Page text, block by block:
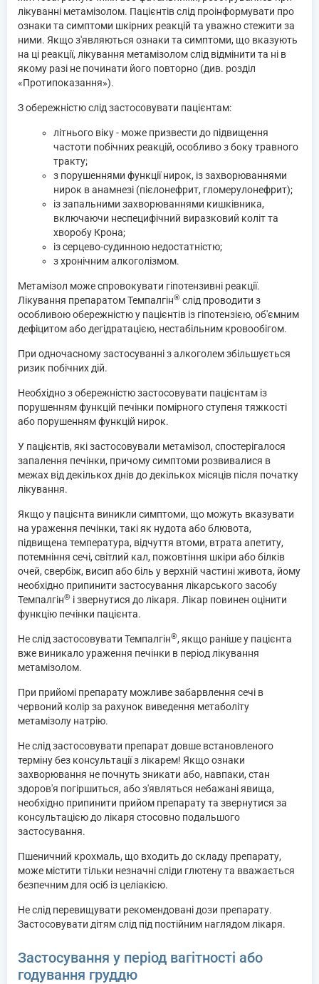
лікуванні метамізолом. Пацієнтів слід проінформувати про
ознаки та симптоми шкірних реакцій та уважно стежити за
ними. Якщо з'являються ознаки та симптоми, що вказують
на ці реакції, лікування метамізолом слід відмінити та ні в
якому разі не починати його повторно (див. розділ
«Протипоказання»).
З обережністю слід застосовувати пацієнтам:
літнього віку - може призвести до підвищення
частоти побічних реакцій, особливо з боку травного
тракту;
з порушеннями функції нирок, із захворюваннями
нирок в анамнезі (пієлонефрит, гломерулонефрит);
із запальними захворюваннями кишківника,
включаючи неспецифічний виразковий коліт та
хворобу Крона;
із серцево-судинною недостатністю;
з хронічним алкоголізмом.
Метамізол може спровокувати гіпотензивні реакції.
Лікування препаратом Темпалгін® слід проводити з
особливою обережністю у пацієнтів із гіпотензією, об'ємним
дефіцитом або дегідратацією, нестабільним кровообігом.
При одночасному застосуванні з алкоголем збільшується
ризик побічних дій.
Необхідно з обережністю застосовувати пацієнтам із
порушенням функцій печінки помірного ступеня тяжкості
або порушенням функцій нирок.
У пацієнтів, які застосовували метамізол, спостерігалося
запалення печінки, причому симптоми розвивалися в
межах від декількох днів до декількох місяців після початку
лікування.
Якщо у пацієнта виникли симптоми, що можуть вказувати
на ураження печінки, такі як нудота або блювота,
підвищена температура, відчуття втоми, втрата апетиту,
потемніння сечі, світлий кал, пожовтіння шкіри або білків
очей, свербіж, висип або біль у верхній частині живота, йому
необхідно припинити застосування лікарського засобу
Темпалгін® і звернутися до лікаря. Лікар повинен оцінити
функцію печінки пацієнта.
Не слід застосовувати Темпалгін®, якщо раніше у пацієнта
вже виникало ураження печінки в період лікування
метамізолом.
При прийомі препарату можливе забарвлення сечі в
червоний колір за рахунок виведення метаболіту
метамізолу натрію.
Не слід застосовувати препарат довше встановленого
терміну без консультації з лікарем! Якщо ознаки
захворювання не почнуть зникати або, навпаки, стан
здоров'я погіршиться, або з'являться небажані явища,
необхідно припинити прийом препарату та звернутися за
консультацією до лікаря стосовно подальшого
застосування.
Пшеничний крохмаль, що входить до складу препарату,
може містити тільки незначні сліди глютену та вважається
безпечним для осіб із целіакією.
Не слід перевищувати рекомендовані дози препарату.
Застосовувати дітям слід під постійним наглядом лікаря.
Застосування у період вагітності або
годування груддю